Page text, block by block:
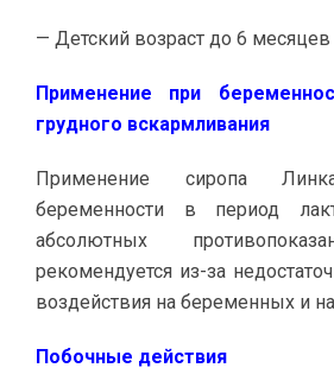
— Детский возраст до 6 месяцев
Применение при
грудного вскармливания
Применение сиропа
беременности в период
абсолютных
рекомендуется из-за
воздействия на беременных и
Побочные действия